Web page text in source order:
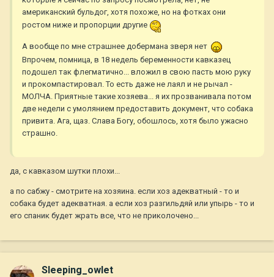
американский бульдог, хотя похоже, но на фотках они
ростом ниже и пропорции другие
А вообще по мне страшнее добермана зверя нет
Впрочем, помница, в 18 недель беременности кавказец
подошел так флегматично... вложил в свою пасть мою руку
и прокомпастировал. То есть даже не лаял и не рычал -
МОЛЧА. Приятные такие хозяева... я их прозванивала потом
две недели с умолянием предоставить документ, что собака
привита. Ага, щаз. Слава Богу, обошлось, хотя было ужасно
страшно.
да, с кавказом шутки плохи...
а по сабжу - смотрите на хозяина. если хоз адекватный - то и
собака будет адекватная. а если хоз разгильдяй или упырь - то и
его спаник будет жрать все, что не приколочено...
Sleeping_owlet